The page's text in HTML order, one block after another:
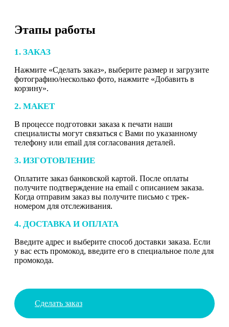
Этапы работы
1. ЗАКАЗ
Нажмите «Сделать заказ», выберите размер и загрузите
фотографию/несколько фото, нажмите «Добавить в
корзину».
2. МАКЕТ
В процессе подготовки заказа к печати наши
специалисты могут связаться с Вами по указанному
телефону или email для согласования деталей.
3. ИЗГОТОВЛЕНИЕ
Оплатите заказ банковской картой. После оплаты
получите подтверждение на email с описанием заказа.
Когда отправим заказ вы получите письмо с трек-
номером для отслеживания.
4. ДОСТАВКА И ОПЛАТА
Введите адрес и выберите способ доставки заказа. Если
у вас есть промокод, введите его в специальное поле для
промокода.
Сделать заказ